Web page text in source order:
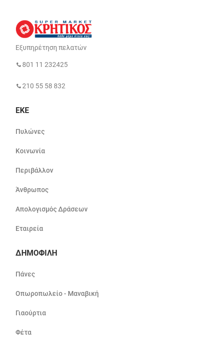
Εξυπηρέτηση πελατών
801 11 232425
210 55 58 832
ΕΚΕ
Πυλώνες
Κοινωνία
Περιβάλλον
Άνθρωπος
Απολογισμός Δράσεων
Εταιρεία
ΔΗΜΟΦΙΛΗ
Πάνες
Οπωροπωλείο - Μαναβική
Γιαούρτια
Φέτα